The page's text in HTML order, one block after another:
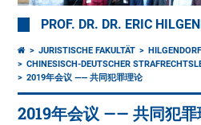
PROF. DR. DR. ERIC
JURISTISCHE FAKULTÄT HILGENDORF
CHINESISCH-DEUTSCHER
2019年会议 —— 共同犯罪理论
2019年会议 —— 共同犯罪